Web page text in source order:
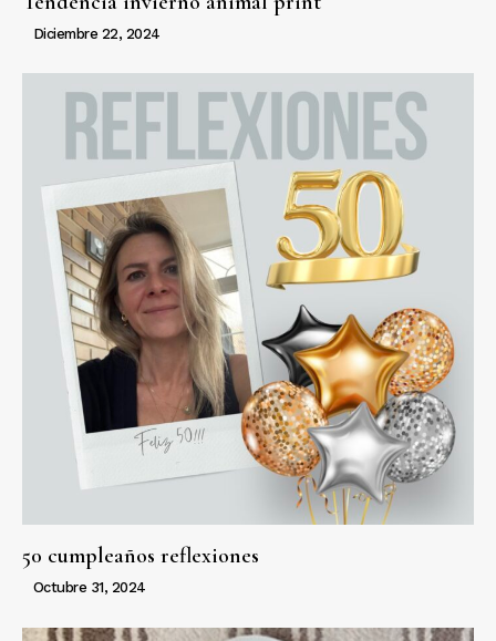
Diciembre 22, 2024
50 cumpleaños reflexiones
Octubre 31, 2024